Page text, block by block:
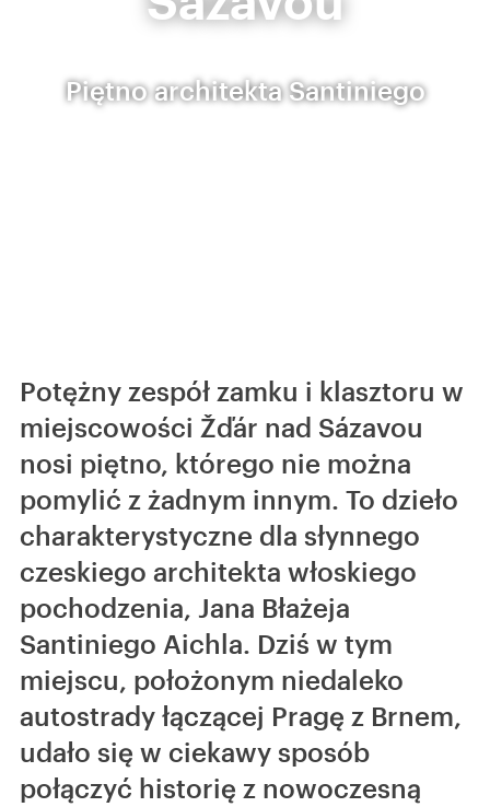
Piętno architekta Santiniego
Potężny zespół zamku i klasztoru w
miejscowości Žďár nad Sázavou
nosi piętno, którego nie można
pomylić z żadnym innym. To dzieło
charakterystyczne dla słynnego
czeskiego architekta włoskiego
pochodzenia, Jana Błażeja
Santiniego Aichla. Dziś w tym
miejscu, położonym niedaleko
autostrady łączącej Pragę z Brnem,
udało się w ciekawy sposób
połączyć historię z nowoczesną